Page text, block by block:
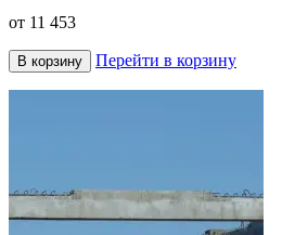
от 11 453
В корзину Перейти в корзину